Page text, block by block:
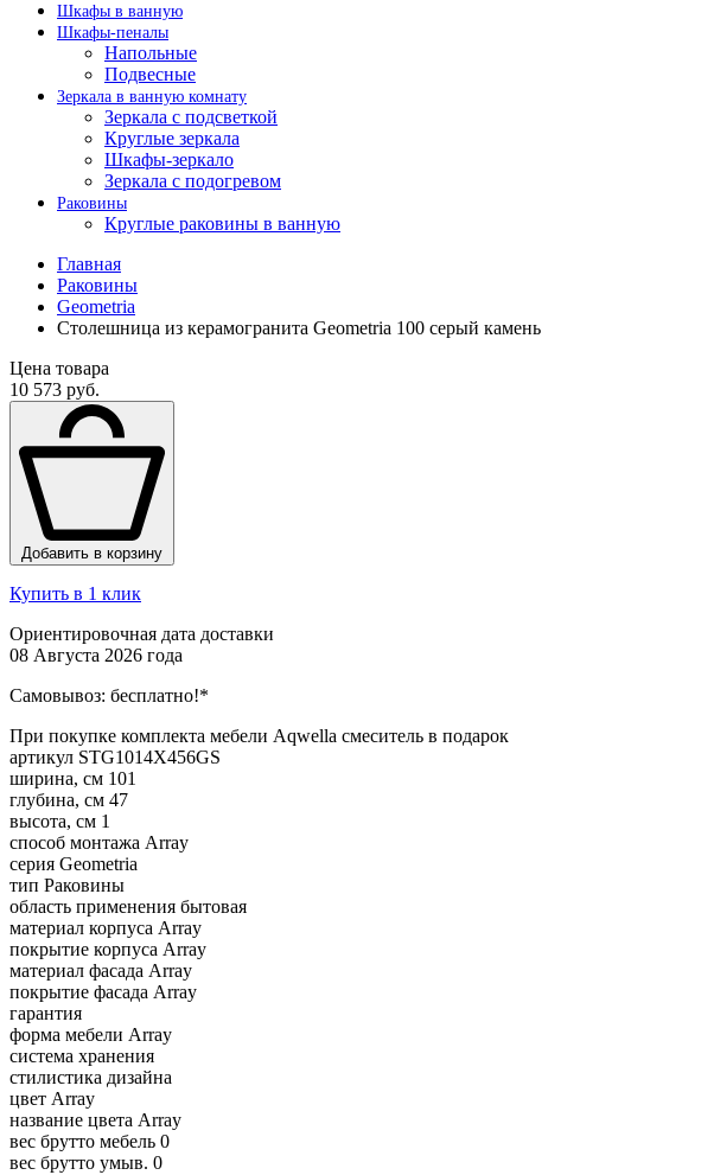
Шкафы в ванную
Шкафы-пеналы
Напольные
Подвесные
Зеркала в ванную комнату
Зеркала с подсветкой
Круглые зеркала
Шкафы-зеркало
Зеркала с подогревом
Раковины
Круглые раковины в ванную
Главная
Раковины
Geometria
Столешница из керамогранита Geometria 100 серый камень
Цена товара
10 573 руб.
Добавить в корзину
Купить в 1 клик
Ориентировочная дата доставки
08 Августа 2026 года
Самовывоз: бесплатно!*
При покупке комплекта мебели Aqwella смеситель в подарок
артикул STG1014X456GS
ширина, см 101
глубина, см 47
высота, см 1
способ монтажа Array
серия Geometria
тип Раковины
область применения бытовая
материал корпуса Array
покрытие корпуса Array
материал фасада Array
покрытие фасада Array
гарантия
форма мебели Array
система хранения
стилистика дизайна
цвет Array
название цвета Array
вес брутто мебель 0
вес брутто умыв. 0